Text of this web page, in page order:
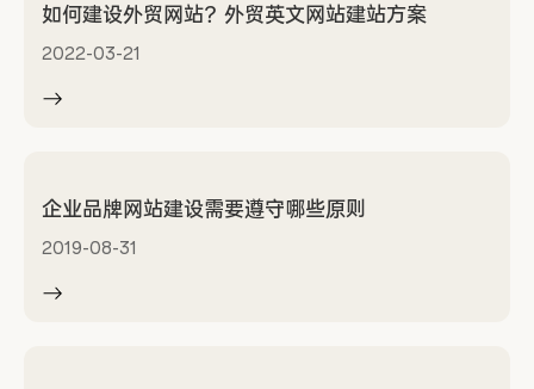
如何建设外贸网站？外贸英文网站建站方案
2022-03-21
企业品牌网站建设需要遵守哪些原则
2019-08-31